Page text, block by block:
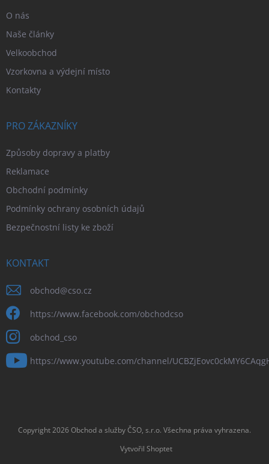
O nás
Naše články
Velkoobchod
Vzorkovna a výdejní místo
Kontakty
PRO ZÁKAZNÍKY
Způsoby dopravy a platby
Reklamace
Obchodní podmínky
Podmínky ochrany osobních údajů
Bezpečnostní listy ke zboží
KONTAKT
obchod@cso.cz
https://www.facebook.com/obchodcso
obchod_cso
https://www.youtube.com/channel/
Vytvořil Shoptet
Copyright 2026Obchod a služby ČSO, s.r.o. Všechna práva vyhrazena.